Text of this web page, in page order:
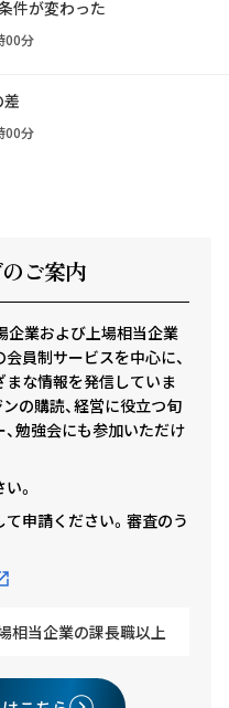
件が変わった
00分
00分
ご案内
企業および上場相当企業
員制サービスを中心に、
な情報を発信していま
の購読、経営に役立つ旬
勉強会にも参加いただけ
。
申請ください。審査のう
相当企業の課長職以上